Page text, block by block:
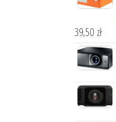
39,50 zł